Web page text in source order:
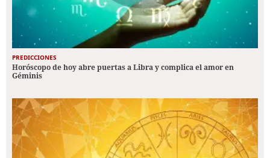
PREDICCIONES
Horóscopo de hoy abre puertas a Libra y complica el amor en
Géminis